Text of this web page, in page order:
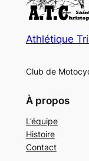
Athlétique
Club de
À propos
L’équipe
Histoire
Contact